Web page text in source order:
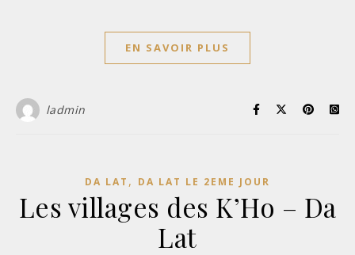
EN SAVOIR PLUS
ladmin
DA LAT , DA LAT LE 2EME JOUR
Les villages des K’Ho – Da
Lat